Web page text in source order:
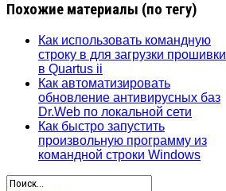
Похожие материалы (по тегу)
Как использовать командную
строку в для загрузки прошивки
в Quartus ii
Как автоматизировать
обновление антивирусных баз
Dr.Web по локальной сети
Как быстро запустить
произвольную программу из
командной строки Windows